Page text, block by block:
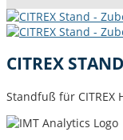
CITREX STAND
Stand­fuß für CITREX